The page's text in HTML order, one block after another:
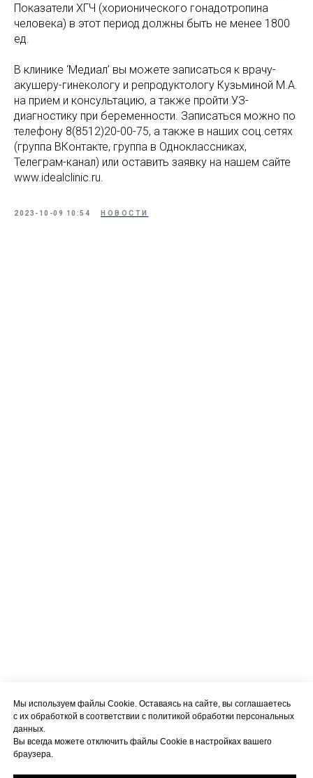
Мы используем файлы Cookie. Оставаясь на сайте, вы соглашаетесь
с их обработкой в соответствии с политикой обработки персональных
данных.
Вы всегда можете отключить файлы Cookie в настройках вашего
браузера.
Показатели ХГЧ (хорионического гонадотропина
человека) в этот период должны быть не менее 1800
ед.
В клинике ‘Медиал’ вы можете записаться к врачу-
акушеру-гинекологу и репродуктологу Кузьминой М.А.
на прием и консультацию, а также пройти УЗ-
диагностику при беременности. Записаться можно по
телефону 8(8512)20-00-75, а также в наших соц.сетях
(группа ВКонтакте, группа в Одноклассниках,
Телеграм-канал) или оставить заявку на нашем сайте
www.idealclinic.ru.
2023-10-09 10:54 НОВОСТИ